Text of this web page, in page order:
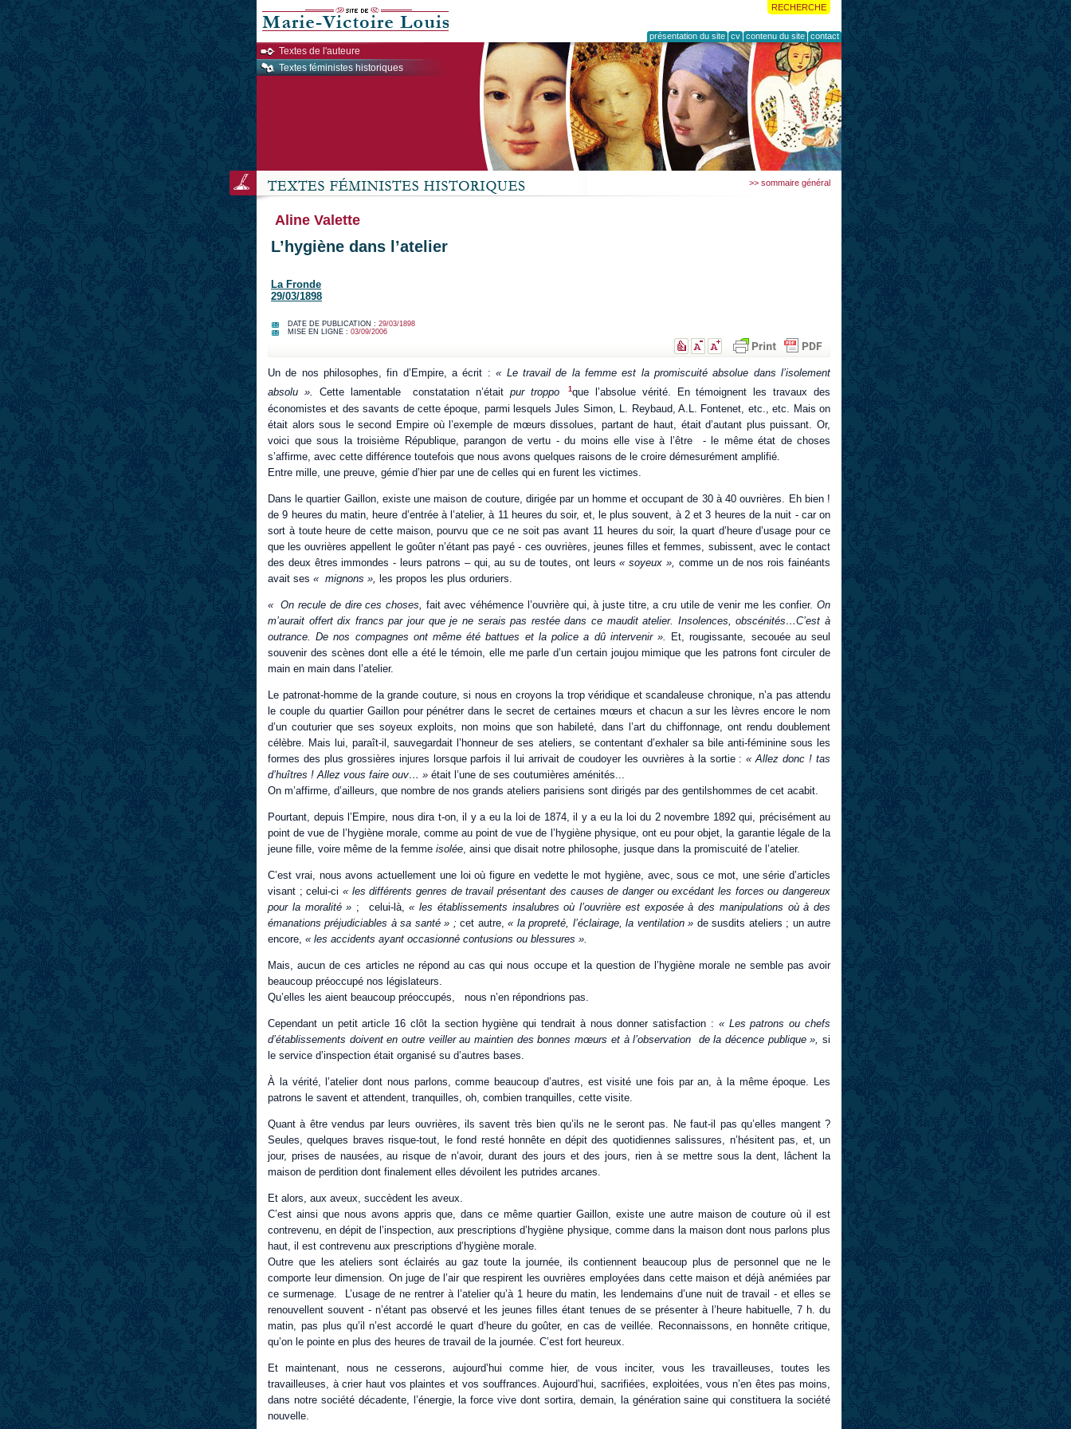
RECHERCHE
présentation du site cv contenu du site contact
Textes de l'auteure
Textes féministes historiques
>> sommaire général
Aline Valette
L’hygiène dans l’atelier
La Fronde
29/03/1898
DATE DE PUBLICATION : 29/03/1898
MISE EN LIGNE : 03/09/2006
Un de nos philosophes, fin d’Empire, a écrit :« Le travail de la femme est la promiscuité absolue dans l’isolement
absolu ».
Cette lamentable constatation n’étaitpur troppo 1que l’absolue vérité. En témoignent les travaux des
économistes et des savants de cette époque, parmi lesquels Jules Simon, L. Reybaud, A.L. Fontenet, etc., etc. Mais on
était alors sous le second Empire où l’exemple de mœurs dissolues, partant de haut, était d’autant plus puissant. Or,
voici que sous la troisième République, parangon de vertu - du moins elle vise à l’être - le même état de choses
s’affirme, avec cette différence toutefois que nous avons quelques raisons de le croire démesurément amplifié.
Entre mille, une preuve, gémie d’hier par une de celles qui en furent les victimes.
Dans le quartier Gaillon, existe une maison de couture, dirigée par un homme et occupant de 30 à 40 ouvrières. Eh bien !
de 9 heures du matin, heure d’entrée à l’atelier, à 11 heures du soir, et, le plus souvent, à 2 et 3 heures de la nuit - car on
sort à toute heure de cette maison, pourvu que ce ne soit pas avant 11 heures du soir, la quart d’heure d’usage pour ce
que les ouvrières appellent le goûter n’étant pas payé - ces ouvrières, jeunes filles et femmes, subissent, avec le contact
des deux êtres immondes - leurs patrons – qui, au su de toutes, ont leurs« soyeux », comme un de nos rois fainéants
avait ses « mignons », les propos les plus orduriers.
« On recule de dire ces choses, fait avec véhémence l’ouvrière qui, à juste titre, a cru utile de venir me les confier.On
m’aurait offert dix francs par jour que je ne serais pas restée dans ce maudit atelier. Insolences, obscénités…C’est à
outrance. De nos compagnes ont même été battues et la police a dû intervenir ».
Et, rougissante, secouée au seul
souvenir des scènes dont elle a été le témoin, elle me parle d’un certain joujou mimique que les patrons font circuler de
main en main dans l’atelier.
Le patronat-homme de la grande couture, si nous en croyons la trop véridique et scandaleuse chronique, n’a pas attendu
le couple du quartier Gaillon pour pénétrer dans le secret de certaines mœurs et chacun a sur les lèvres encore le nom
d’un couturier que ses soyeux exploits, non moins que son habileté, dans l’art du chiffonnage, ont rendu doublement
célèbre. Mais lui, paraît-il, sauvegardait l’honneur de ses ateliers, se contentant d’exhaler sa bile anti-féminine sous les
formes des plus grossières injures lorsque parfois il lui arrivait de coudoyer les ouvrières à la sortie :« Allez donc ! tas
d’huîtres ! Allez vous faire ouv… » était l’une de ses coutumières aménités...
On m’affirme, d’ailleurs, que nombre de nos grands ateliers parisiens sont dirigés par des gentilshommes de cet acabit.
Pourtant, depuis l’Empire, nous dira t-on, il y a eu la loi de 1874, il y a eu la loi du 2 novembre 1892 qui, précisément au
point de vue de l’hygiène morale, comme au point de vue de l’hygiène physique, ont eu pour objet, la garantie légale de la
jeune fille, voire même de la femme isolée , ainsi que disait notre philosophe, jusque dans la promiscuité de l’atelier.
C’est vrai, nous avons actuellement une loi où figure en vedette le mot hygiène, avec, sous ce mot, une série d’articles
visant ; celui-ci« les différents genres de travail présentant des causes de danger ou excédant les forces ou dangereux
pour la moralité » ; celui-là,« les établissements insalubres où l’ouvrière est exposée à des manipulations où à des
émanations préjudiciables à sa santé » ;cet autre,« la propreté, l’éclairage, la ventilation » de susdits ateliers ; un autre
encore, « les accidents ayant occasionné contusions ou blessures ».
Mais, aucun de ces articles ne répond au cas qui nous occupe et la question de l’hygiène morale ne semble pas avoir
beaucoup préoccupé nos législateurs.
Qu’elles les aient beaucoup préoccupés, nous n’en répondrions pas.
Cependant un petit article 16 clôt la section hygiène qui tendrait à nous donner satisfaction : « Les patrons ou chefs
d’établissements doivent en outre veiller au maintien des bonnes mœurs et à l’observation de la décence publique », si
le service d’inspection était organisé su d’autres bases.
À la vérité, l’atelier dont nous parlons, comme beaucoup d’autres, est visité une fois par an, à la même époque. Les
patrons le savent et attendent, tranquilles, oh, combien tranquilles, cette visite.
Quant à être vendus par leurs ouvrières, ils savent très bien qu’ils ne le seront pas. Ne faut-il pas qu’elles mangent ?
Seules, quelques braves risque-tout, le fond resté honnête en dépit des quotidiennes salissures, n’hésitent pas, et, un
jour, prises de nausées, au risque de n’avoir, durant des jours et des jours, rien à se mettre sous la dent, lâchent la
maison de perdition dont finalement elles dévoilent les putrides arcanes.
Et alors, aux aveux, succèdent les aveux.
C’est ainsi que nous avons appris que, dans ce même quartier Gaillon, existe une autre maison de couture où il est
contrevenu, en dépit de l’inspection, aux prescriptions d’hygiène physique, comme dans la maison dont nous parlons plus
haut, il est contrevenu aux prescriptions d’hygiène morale.
Outre que les ateliers sont éclairés au gaz toute la journée, ils contiennent beaucoup plus de personnel que ne le
comporte leur dimension. On juge de l’air que respirent les ouvrières employées dans cette maison et déjà anémiées par
ce surmenage. L’usage de ne rentrer à l’atelier qu’à 1 heure du matin, les lendemains d’une nuit de travail - et elles se
renouvellent souvent - n’étant pas observé et les jeunes filles étant tenues de se présenter à l’heure habituelle, 7 h. du
matin, pas plus qu’il n’est accordé le quart d’heure du goûter, en cas de veillée. Reconnaissons, en honnête critique,
qu’on le pointe en plus des heures de travail de la journée. C’est fort heureux.
Et maintenant, nous ne cesserons, aujourd’hui comme hier, de vous inciter, vous les travailleuses, toutes les
travailleuses, à crier haut vos plaintes et vos souffrances. Aujourd’hui, sacrifiées, exploitées, vous n’en êtes pas moins,
dans notre société décadente, l’énergie, la force vive dont sortira, demain, la génération saine qui constituera la société
nouvelle.